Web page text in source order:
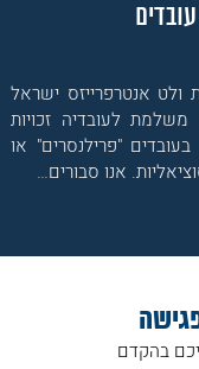
אנטרפרייזס ישראל
לעובדיה זכויות
"פרילנסרים" או
אנו סבורים…
בהקדם